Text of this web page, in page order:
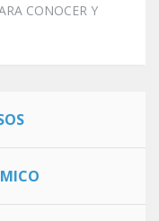
CONOCER Y